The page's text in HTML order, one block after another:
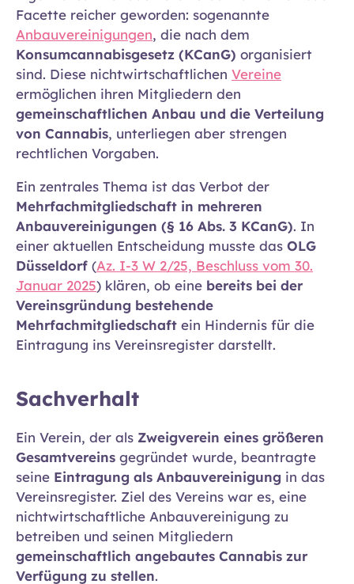
Facette reicher geworden: sogenannte
Anbauvereinigungen, die nach dem
Konsumcannabisgesetz (KCanG) organisiert
sind. Diese nichtwirtschaftlichen Vereine
ermöglichen ihren Mitgliedern den
gemeinschaftlichen Anbau und die Verteilung
von Cannabis, unterliegen aber strengen
rechtlichen Vorgaben.
Ein zentrales Thema ist das Verbot der
Mehrfachmitgliedschaft in mehreren
Anbauvereinigungen (§ 16 Abs. 3 KCanG). In
einer aktuellen Entscheidung musste das OLG
Düsseldorf (Az. I-3 W 2/25, Beschluss vom 30.
Januar 2025) klären, ob eine bereits bei der
Vereinsgründung bestehende
Mehrfachmitgliedschaft ein Hindernis für die
Eintragung ins Vereinsregister darstellt.
Sachverhalt
Ein Verein, der als Zweigverein eines größeren
Gesamtvereins gegründet wurde, beantragte
seine Eintragung als Anbauvereinigung in das
Vereinsregister. Ziel des Vereins war es, eine
nichtwirtschaftliche Anbauvereinigung zu
betreiben und seinen Mitgliedern
gemeinschaftlich angebautes Cannabis zur
Verfügung zu stellen.